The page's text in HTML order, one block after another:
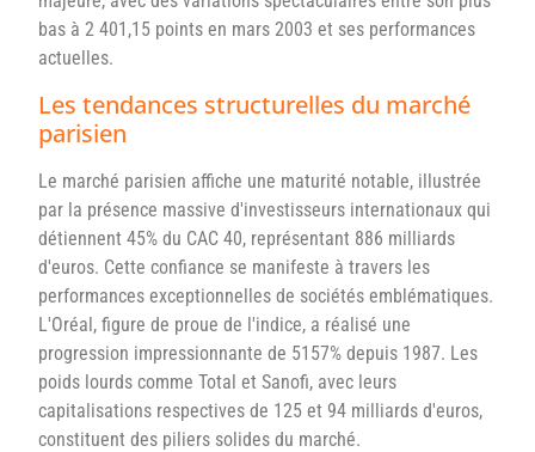
bas à 2 401,15 points en mars 2003 et ses performances
actuelles.
Les tendances structurelles du marché
parisien
Le marché parisien affiche une maturité notable, illustrée
par la présence massive d'investisseurs internationaux qui
détiennent 45% du CAC 40, représentant 886 milliards
d'euros. Cette confiance se manifeste à travers les
performances exceptionnelles de sociétés emblématiques.
L'Oréal, figure de proue de l'indice, a réalisé une
progression impressionnante de 5157% depuis 1987. Les
poids lourds comme Total et Sanofi, avec leurs
capitalisations respectives de 125 et 94 milliards d'euros,
constituent des piliers solides du marché.